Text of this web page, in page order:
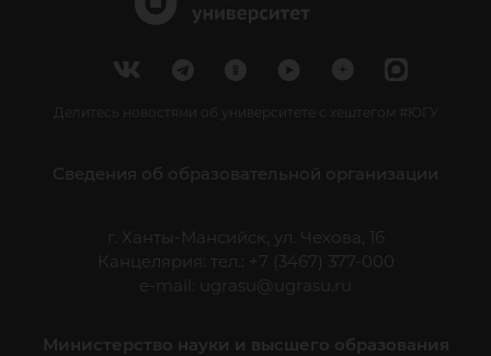
Делитесь новостями об университете с хештегом #ЮГУ
Сведения об образовательной организации
г. Ханты-Мансийск, ул. Чехова, 16
Канцелярия: тел.: +7 (3467) 377-000
e-mail:
ugrasu@ugrasu.ru
Министерство науки и высшего образования